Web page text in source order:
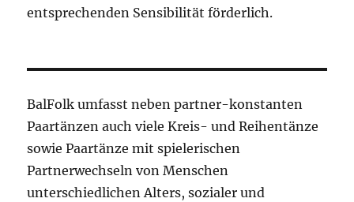
entsprechenden Sensibilität förderlich.
BalFolk umfasst neben partner-konstanten
Paartänzen auch viele Kreis- und Reihentänze
sowie Paartänze mit spielerischen
Partnerwechseln von Menschen
unterschiedlichen Alters, sozialer und